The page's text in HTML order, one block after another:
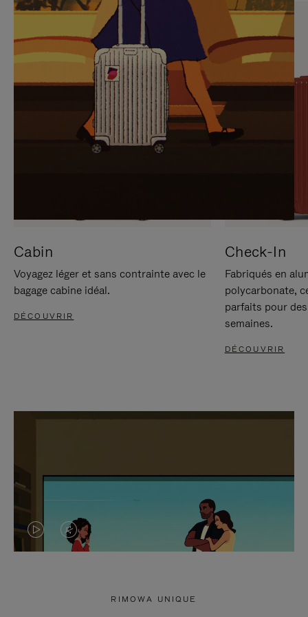
SUR
POUR
METTRE
PAUSE
VEUILLEZ
CLIQUER
POUR
RÉACTIVER
LE
SON
Cabin
Voyagez léger et sans contrainte avec le
bagage cabine idéal.
DÉCOUVRIR
Check-In
Fabriqués en
polycarbonate,
parfaits pour
semaines.
DÉCOUVRIR
LA LE
RIMOWA UNIQUE